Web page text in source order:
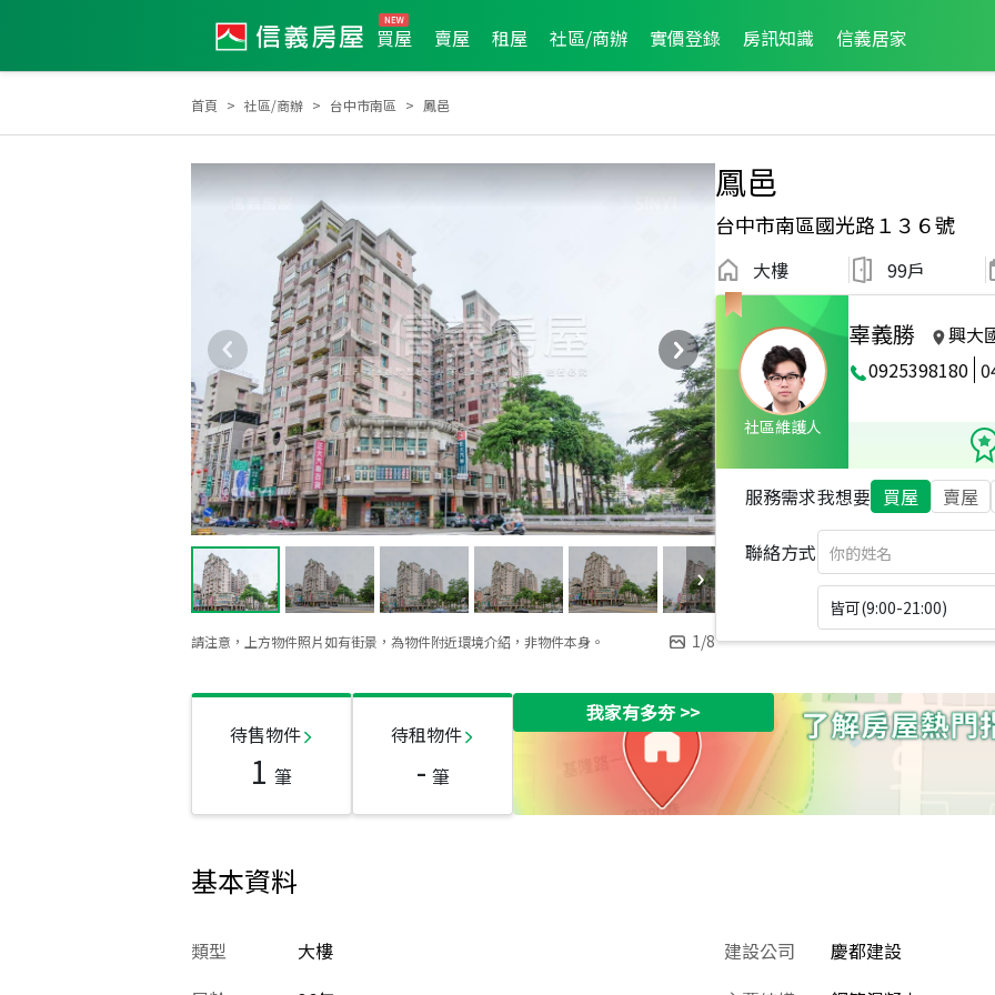
買屋 賣屋 租屋 社區/商辦 實價登錄 房訊知識 信義居家
首頁 社區/商辦 台中市南區 鳳邑
請注意，上方物件照片如有街景，為物件附近環境介紹，非物件本身。 1/8
鳳邑
台中市南區國光路１３６號
大樓 99戶
社區維護人
辜義勝
興大
0925398180
2024年7月龍虎榜 2024年6月龍虎榜
服務需求我想要 買屋 賣屋
聯絡方式
皆可(9:00-21:00)
待售物件
1 筆
待租物件
- 筆
我家有多夯>>
基本資料
類型
大樓
建設公司
慶都建設